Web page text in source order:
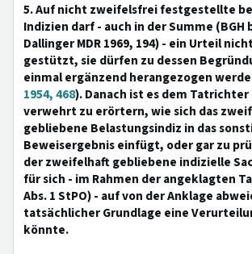
5. Auf nicht zweifelsfrei festgestellte
Indizien darf - auch in der Summe (BGH
Dallinger MDR 1969, 194) - ein Urteil
gestützt, sie dürfen zu dessen
einmal ergänzend herangezogen
1954, 468). Danach ist es dem Tatrichter
verwehrt zu erörtern, wie sich das
gebliebene Belastungsindiz in das
Beweisergebnis einfügt, oder gar zu
der zweifelhaft gebliebene indizielle
für sich - im Rahmen der angeklagten
Abs. 1 StPO) - auf von der Anklage
tatsächlicher Grundlage eine
könnte.